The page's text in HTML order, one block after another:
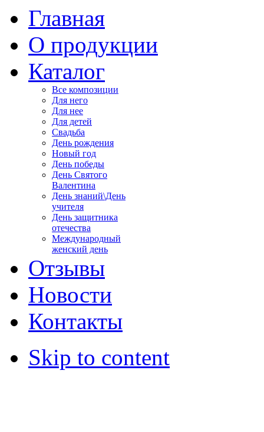
Главная
О продукции
Каталог
Все композиции
Для него
Для нее
Для детей
Свадьба
День pождения
Новый год
День победы
День Святого
Валентина
День знаний\День
учителя
День защитника
отечества
Международный
женский день
Отзывы
Новости
Контакты
Skip to content